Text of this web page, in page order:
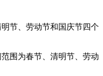
节、劳动节和国庆节四个
围为春节、清明节、劳动